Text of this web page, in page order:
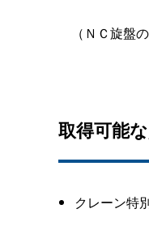
（ＮＣ旋盤の
取得可能
クレーン特